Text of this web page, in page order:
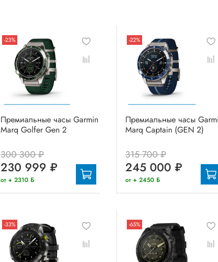
-23%
Премиальные часы Garmin
Marq Golfer Gen 2
300 300 ₽
230 999 ₽
от + 2310 Б
-22%
Премиальные часы
Marq Captain (GEN 2)
315 700 ₽
245 000 ₽
от + 2450 Б
-33% -65%